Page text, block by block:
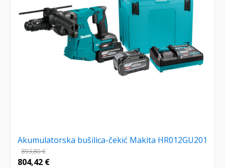
Akumulatorska bušilica-čekić Makita HR012GU201
893,80€
804,42 €